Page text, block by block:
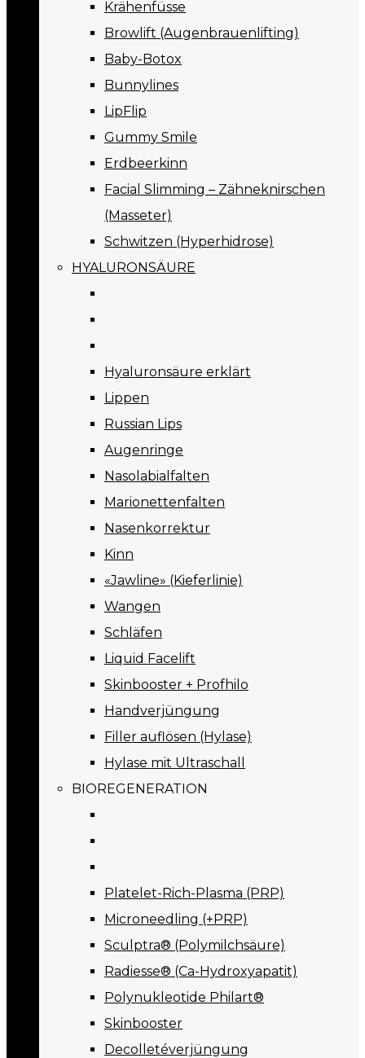
Krähenfüsse
Browlift (Augenbrauenlifting)
Baby-Botox
Bunnylines
LipFlip
Gummy Smile
Erdbeerkinn
Facial Slimming – Zähneknirschen
(Masseter)
Schwitzen (Hyperhidrose)
HYALURONSÄURE
Hyaluronsäure erklärt
Lippen
Russian Lips
Augenringe
Nasolabialfalten
Marionettenfalten
Nasenkorrektur
Kinn
«Jawline» (Kieferlinie)
Wangen
Schläfen
Liquid Facelift
Skinbooster + Profhilo
Handverjüngung
Filler auflösen (Hylase)
Hylase mit Ultraschall
BIOREGENERATION
Platelet-Rich-Plasma (PRP)
Microneedling (+PRP)
Sculptra® (Polymilchsäure)
Radiesse® (Ca-Hydroxyapatit)
Polynukleotide Philart®
Skinbooster
Decolletéverjüngung